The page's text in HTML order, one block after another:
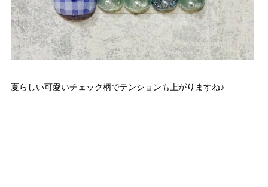
夏らしい可愛いチェック柄でテンションも上がりますね♪